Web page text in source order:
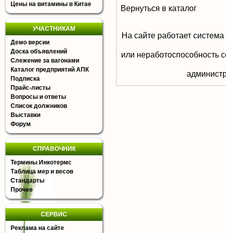
Цены на витамины в Китае
УЧАСТНИКАМ
Демо версии
Доска объявлений
Слежение за вагонами
Каталог предприятий АПК
Подписка
Прайс-листы
Вопросы и ответы
Список должников
Выставки
Форум
СПРАВОЧНИК
Термины Инкотермс
Таблица мер и весов
Стандарты
Прочее
СЕРВИС
Реклама на сайте
Вернуться в каталог
На сайте работает
или неработоспособность